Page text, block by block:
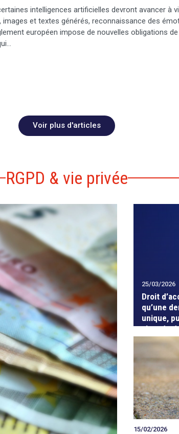
intelligences artificielles devront avancer à
images et textes générés, reconnaissance des
européen impose de nouvelles obligations de
Voir plus d'articles
RGPD & vie privée
25/03/2026
Droit
qu’une
unique,
abus de
15/02/2026